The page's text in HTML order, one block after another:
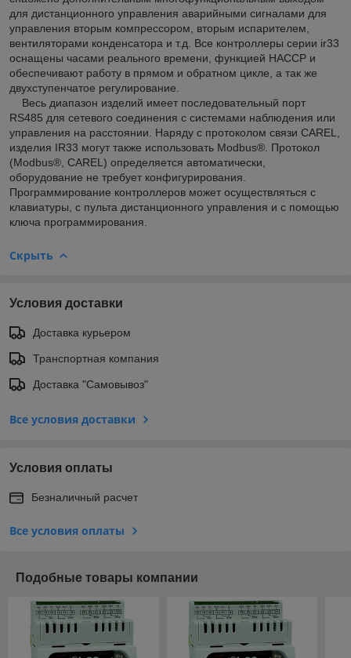
для дистанционного управления аварийными сигналами для
управления вторым компрессором, вторым испарителем,
вентиляторами конденсатора и т.д. Все контроллеры серии ir33
оснащены часами реального времени, функцией HACCP и
обеспечивают работу в прямом и обратном цикле, а так же
двухступенчатое регулирование.
Весь диапазон изделий имеет последовательный порт
RS485 для сетевого соединения с системами наблюдения или
управления на расстоянии. Наряду с протоколом связи CAREL,
изделия IR33 могут также использовать Modbus®. Протокол
(Modbus®, CAREL) определяется автоматически,
оборудование не требует конфигурирования.
Программирование контроллеров может осуществляться с
клавиатуры, с пульта дистанционного управления и с помощью
ключа программирования.
Скрыть
Условия доставки
Доставка курьером
Транспортная компания
Доставка "Самовывоз"
Все условия доставки
Условия оплаты
Безналичный расчет
Все условия оплаты
Подобные товары компании